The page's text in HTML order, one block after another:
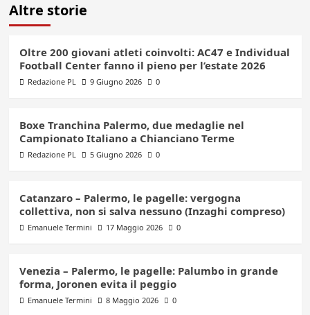
Altre storie
Oltre 200 giovani atleti coinvolti: AC47 e Individual
Football Center fanno il pieno per l’estate 2026
Redazione PL 9 Giugno 2026 0
Boxe Tranchina Palermo, due medaglie nel
Campionato Italiano a Chianciano Terme
Redazione PL 5 Giugno 2026 0
Catanzaro – Palermo, le pagelle: vergogna
collettiva, non si salva nessuno (Inzaghi compreso)
Emanuele Termini 17 Maggio 2026 0
Venezia – Palermo, le pagelle: Palumbo in grande
forma, Joronen evita il peggio
Emanuele Termini 8 Maggio 2026 0